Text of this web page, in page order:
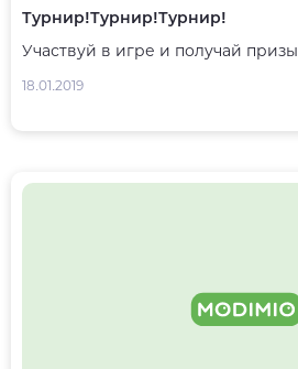
Турнир!Турнир!Турнир!
Участвуй в игре и получай призы
18.01.2019